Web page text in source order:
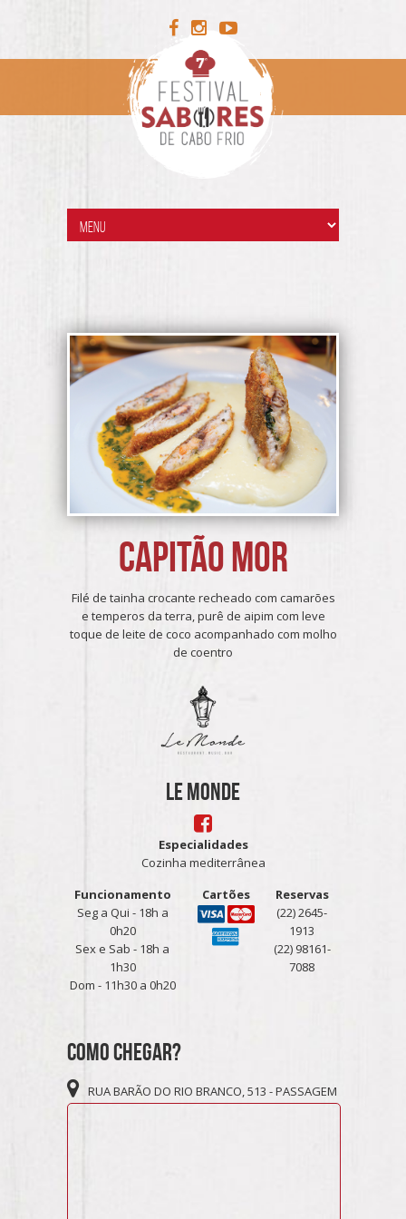
Capitão Mor
Filé de tainha crocante recheado com camarões
e temperos da terra, purê de aipim com leve
toque de leite de coco acompanhado com molho
de coentro
Le Monde
Especialidades
Cozinha mediterrânea
Funcionamento
Seg a Qui - 18h a
0h20
Sex e Sab - 18h a
1h30
Dom - 11h30 a 0h20
Cartões
Reservas
(22) 2645-
1913
(22) 98161-
7088
Como Chegar?
RUA BARÃO DO RIO BRANCO, 513 - PASSAGEM